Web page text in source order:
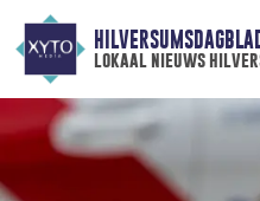
lokaal nieuws